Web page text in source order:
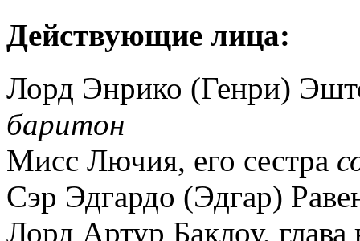
Действующие лица:
Лорд Энрико (Генри)
баритон
Мисс Лючия, его сестра
Сэр Эдгардо (Эдгар)
Лорд Артур Баклоу,